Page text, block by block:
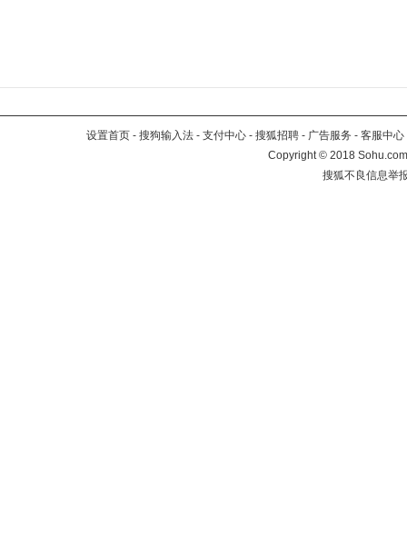
设置首页 - 搜狗输入法 - 支付中心 - 搜狐招聘 - 广告服务 - 客服中心
Copyright©2018
搜狐不良信息举